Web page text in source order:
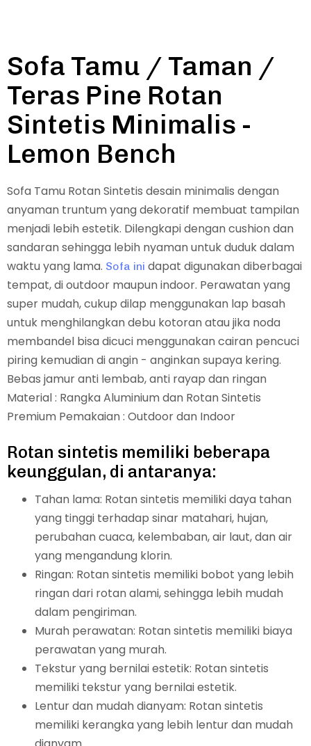
Sofa Tamu / Taman /
Teras Pine Rotan
Sintetis Minimalis -
Lemon Bench
Sofa Tamu Rotan Sintetis desain minimalis dengan
anyaman truntum yang dekoratif membuat tampilan
menjadi lebih estetik. Dilengkapi dengan cushion dan
sandaran sehingga lebih nyaman untuk duduk dalam
waktu yang lama. Sofa ini dapat digunakan diberbagai
tempat, di outdoor maupun indoor. Perawatan yang
super mudah, cukup dilap menggunakan lap basah
untuk menghilangkan debu kotoran atau jika noda
membandel bisa dicuci menggunakan cairan pencuci
piring kemudian di angin - anginkan supaya kering.
Bebas jamur anti lembab, anti rayap dan ringan
Material : Rangka Aluminium dan Rotan Sintetis
Premium Pemakaian : Outdoor dan Indoor
Rotan sintetis memiliki beberapa
keunggulan, di antaranya:
Tahan lama: Rotan sintetis memiliki daya tahan
yang tinggi terhadap sinar matahari, hujan,
perubahan cuaca, kelembaban, air laut, dan air
yang mengandung klorin.
Ringan: Rotan sintetis memiliki bobot yang lebih
ringan dari rotan alami, sehingga lebih mudah
dalam pengiriman.
Murah perawatan: Rotan sintetis memiliki biaya
perawatan yang murah.
Tekstur yang bernilai estetik: Rotan sintetis
memiliki tekstur yang bernilai estetik.
Lentur dan mudah dianyam: Rotan sintetis
memiliki kerangka yang lebih lentur dan mudah